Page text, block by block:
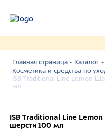
Главная страница - Каталог -
Косметика и средства по
ISB Traditional Line Lemon
мл
ISB Traditional Line
шерсти 100 мл